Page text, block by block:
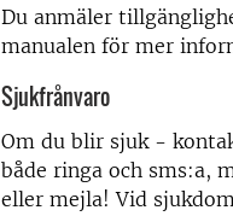
Du anmäler
manualen för mer
Sjukfrånvaro
Om du blir sjuk -
både ringa och sms:a,
eller mejla! Vid